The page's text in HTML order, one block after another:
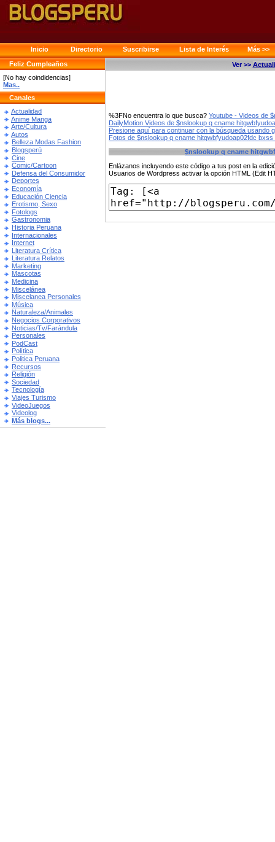
Inicio Directorio Suscribirse Lista de Interés
Más >>
Feliz Cumpleaños
[No hay coindidencias]
Mas..
Canales
Actualidad
Anime Manga
Arte/Cultura
Autos
Belleza Modas Fashion
Blogsperú
Cine
Comic/Cartoon
Defensa del Consumidor
Deportes
Economía
Educación Ciencia
Erotismo, Sexo
Fotologs
Gastronomia
Historia Peruana
Internacionales
Internet
Literatura Crítica
Literatura Relatos
Marketing
Mascotas
Medicina
Miscelánea
Miscelanea Personales
Música
Naturaleza/Animales
Negocios Corporativos
Noticias/Tv/Farándula
Personales
PodCast
Política
Politica Peruana
Recursos
Religión
Sociedad
Tecnología
Viajes Turismo
VideoJuegos
Videolog
Más blogs...
Ver >>
%3FNo encuentra lo que busca? Youtube - Videos de
DailyMotion Videos de $nslookup q cname
Presione aquí para continuar con la búsqueda usando
Fotos de $nslookup q cname hitgwbfyudoap02fdc
$nslookup q cname
Enlázanos incluyendo este código a tus post en la
Usuarios de Wordpress activar la opción HTML (Edit